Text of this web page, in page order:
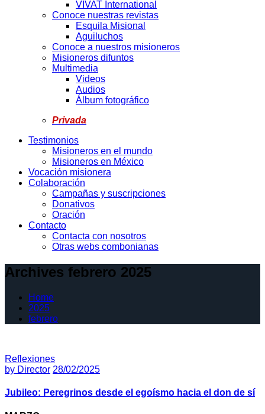
VIVAT International
Conoce nuestras revistas
Esquila Misional
Aguiluchos
Conoce a nuestros misioneros
Misioneros difuntos
Multimedia
Videos
Audios
Álbum fotográfico
Privada
Testimonios
Misioneros en el mundo
Misioneros en México
Vocación misionera
Colaboración
Campañas y suscripciones
Donativos
Oración
Contacto
Contacta con nosotros
Otras webs combonianas
Archives febrero 2025
Home
2025
febrero
Reflexiones
by Director 28/02/2025
Jubileo: Peregrinos desde el egoísmo hacia el don de sí